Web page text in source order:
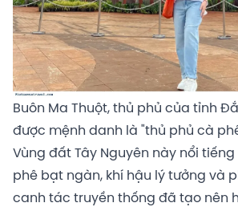
Buôn Ma Thuột, thủ phủ của tỉnh
được mệnh danh là "thủ phủ cà
Vùng đất Tây Nguyên này nổi
phê bạt ngàn, khí hậu lý tưởng và
canh tác truyền thống đã tạo nên